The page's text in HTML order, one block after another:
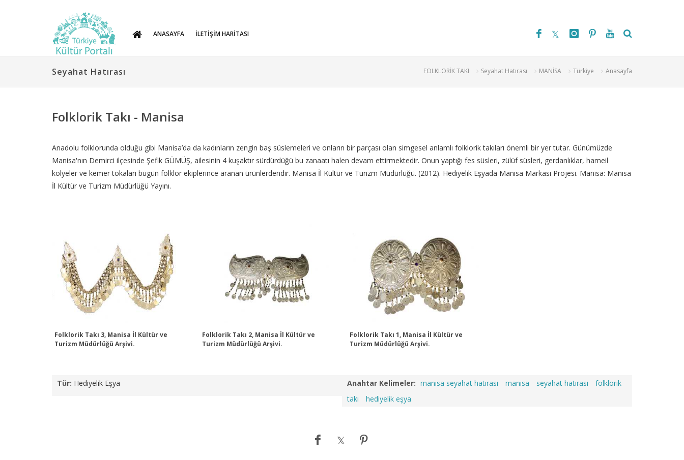
ANASAYFA İLETİŞİM HARİTASI
FOLKLORİK TAKI Seyahat Hatırası MANİSA Türkiye Anasayfa
Seyahat Hatırası
Folklorik Takı - Manisa
Anadolu folklorunda olduğu gibi Manisa’da da kadınların zengin baş süslemeleri ve onların bir parçası olan simgesel anlamlı folklorik takıları önemli bir yer tutar. Günümüzde
Manisa'nın Demirci ilçesinde Şefik GÜMÜŞ, ailesinin 4 kuşaktır sürdürdüğü bu zanaatı halen devam ettirmektedir. Onun yaptığı fes süsleri, zülüf süsleri, gerdanlıklar, hameil
kolyeler ve kemer tokaları bugün folklor ekiplerince aranan ürünlerdendir. Manisa İl Kültür ve Turizm Müdürlüğü. (2012). Hediyelik Eşyada Manisa Markası Projesi. Manisa: Manisa
İl Kültür ve Turizm Müdürlüğü Yayını.
Folklorik Takı 3, Manisa İl Kültür ve
Turizm Müdürlüğü Arşivi.
Folklorik Takı 2, Manisa İl Kültür ve
Turizm Müdürlüğü Arşivi.
Folklorik Takı 1, Manisa İl Kültür ve
Turizm Müdürlüğü Arşivi.
Tür: Hediyelik Eşya Anahtar Kelimeler: manisa seyahat hatırası manisa seyahat hatırası
folklorik
takı
hediyelik eşya